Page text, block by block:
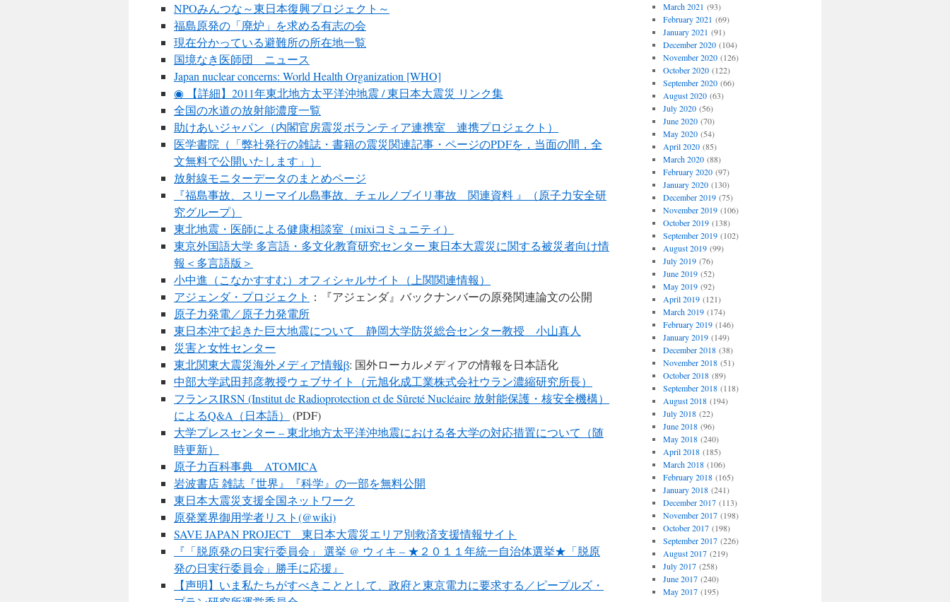
NPOみんつな～東日本復興プロジェクト～
福島原発の「廃炉」を求める有志の会
現在分かっている避難所の所在地一覧
国境なき医師団 ニュース
Japan nuclear concerns: World Health Organization [WHO]
◉ 【詳細】2011年東北地方太平洋沖地震 / 東日本大震災 リンク集
全国の水道の放射能濃度一覧
助けあいジャパン（内閣官房震災ボランティア連携室 連携プロジェクト）
医学書院（「弊社発行の雑誌・書籍の震災関連記事・ページのPDFを，当面の間，全
文無料で公開いたします」）
放射線モニターデータのまとめページ
『福島事故、スリーマイル島事故、チェルノブイリ事故 関連資料 』（原子力安全研
究グループ）
東北地震・医師による健康相談室（mixiコミュニティ）
東京外国語大学 多言語・多文化教育研究センター 東日本大震災に関する被災者向け情
報＜多言語版＞
小中進（こなかすすむ）オフィシャルサイト（上関関連情報）
アジェンダ・プロジェクト ：『アジェンダ』バックナンバーの原発関連論文の公開
原子力発電／原子力発電所
東日本沖で起きた巨大地震について 静岡大学防災総合センター教授 小山真人
災害と女性センター
東北関東大震災海外メディア情報β: 国外ローカルメディアの情報を日本語化
中部大学武田邦彦教授ウェブサイト（元旭化成工業株式会社ウラン濃縮研究所長）
フランスIRSN (Institut de Radioprotection et de Sûreté Nucléaire 放射能保護・核安全機構）
によるQ&A（日本語）
(PDF)
大学プレスセンター – 東北地方太平洋沖地震における各大学の対応措置について（随
時更新）
原子力百科事典 ATOMICA
岩波書店 雑誌『世界』『科学』の一部を無料公開
東日本大震災支援全国ネットワーク
原発業界御用学者リスト(@wiki)
SAVE JAPAN PROJECT 東日本大震災エリア別救済支援情報サイト
『「脱原発の日実行委員会」 選挙 @ ウィキ – ★２０１１年統一自治体選挙★「脱原
発の日実行委員会」勝手に応援』
【声明】いま私たちがすべきこととして、政府と東京電力に要求する／ピープルズ・
March 2021 (93)
February 2021 (69)
January 2021 (91)
December 2020(104)
November 2020(126)
October 2020(122)
September 2020(66)
August 2020(63)
July 2020(56)
June 2020(70)
May 2020(54)
April 2020(85)
March 2020(88)
February 2020(97)
January 2020(130)
December 2019(75)
November 2019(106)
October 2019(138)
September 2019(102)
August 2019(99)
July 2019(76)
June 2019(52)
May 2019(92)
April 2019(121)
March 2019(174)
February 2019(146)
January 2019(149)
December 2018(38)
November 2018(51)
October 2018(89)
September 2018(118)
August 2018(194)
July 2018(22)
June 2018(96)
May 2018(240)
April 2018(185)
March 2018(106)
February 2018(165)
January 2018(241)
December 2017(113)
November 2017(198)
October 2017(198)
September 2017(226)
August 2017(219)
July 2017(258)
June 2017(240)
May 2017(195)